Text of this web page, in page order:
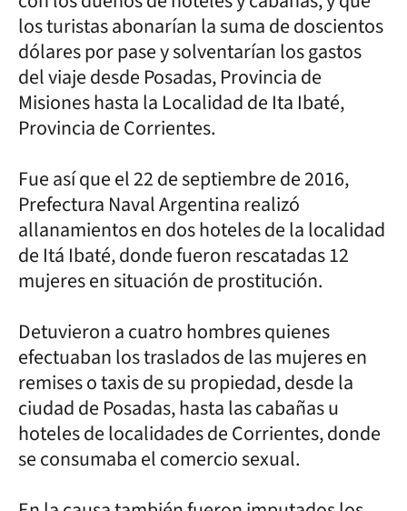
los turistas abonarían la suma de doscientos
dólares por pase y solventarían los gastos
del viaje desde Posadas, Provincia de
Misiones hasta la Localidad de Ita Ibaté,
Provincia de Corrientes.
Fue así que el 22 de septiembre de 2016,
Prefectura Naval Argentina realizó
allanamientos en dos hoteles de la localidad
de Itá Ibaté, donde fueron rescatadas 12
mujeres en situación de prostitución.
Detuvieron a cuatro hombres quienes
efectuaban los traslados de las mujeres en
remises o taxis de su propiedad, desde la
ciudad de Posadas, hasta las cabañas u
hoteles de localidades de Corrientes, donde
se consumaba el comercio sexual.